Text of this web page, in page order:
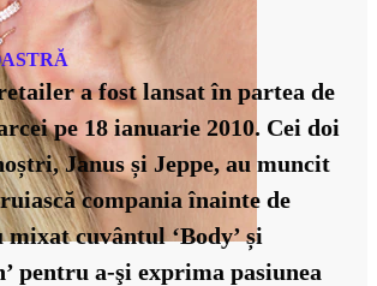
a fost lansat în partea de
pe 18 ianuarie 2010. Cei doi
Janus și Jeppe, au muncit
compania înainte de
mixat cuvântul ‘Body’ și
pentru a-şi exprima pasiunea